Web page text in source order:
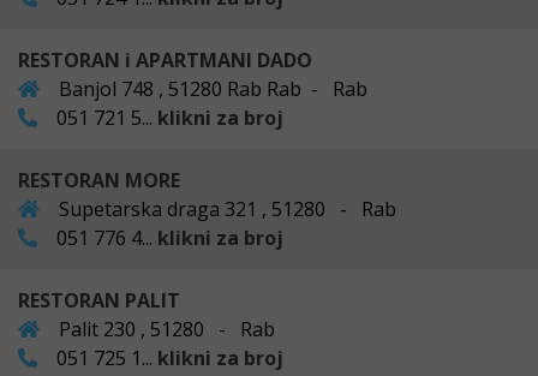
RESTORAN i APARTMANI DADO
Banjol 748 , 51280 Rab Rab - Rab
051 721 5... klikni za broj
RESTORAN MORE
Supetarska draga 321 , 51280 - Rab
051 776 4... klikni za broj
RESTORAN PALIT
Palit 230 , 51280 - Rab
051 725 1... klikni za broj